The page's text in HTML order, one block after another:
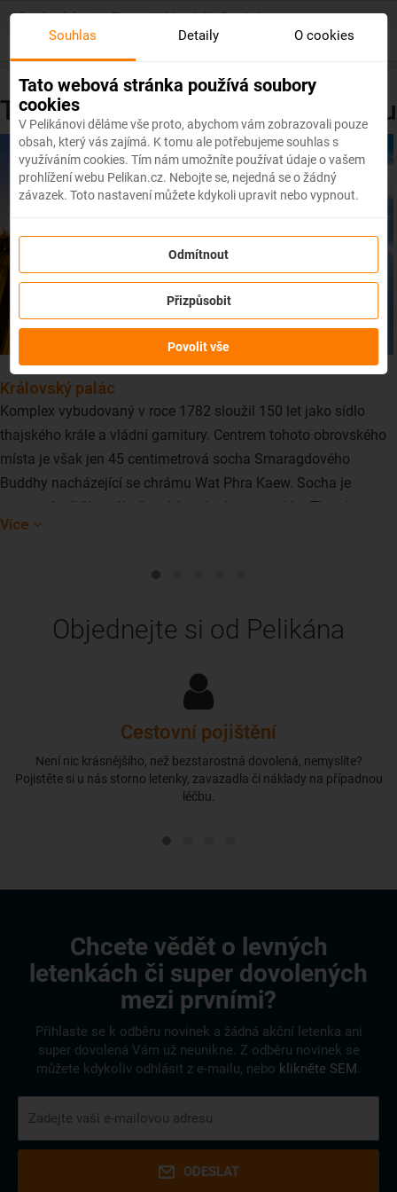
Skip
content
Hlavní stránka / Tipy, co je třeba vidět v Bangkoku
Tipy, co je třeba vidět v Bangkoku
Královský palác
Komplex vybudovaný v roce 1782 sloužil 150 let jako sídlo
thajského krále a vládní garnitury. Centrem tohoto obrovského
místa je však jen 45 centimetrová socha Smaragdového
Buddhy nacházející se chrámu Wat Phra Kaew. Socha je
nejposvátnějším náboženským objektem v celém Thajsku.
Více
Objednejte si od Pelikána
Cestovní pojištění
Není nic krásnějšího, než bezstarostná dovolená, nemyslíte?
Pojistěte si u nás storno letenky, zavazadla či náklady na případnou
léčbu.
Chcete vědět o levných
letenkách či super dovolených
mezi prvními?
Přihlaste se k odběru novinek a žádná akční letenka ani
super dovolená Vám už neunikne. Z odběru novinek se
můžete kdykoliv odhlásit z e-mailu, nebo klikněte SEM.
ODESLAT
Souhlas Detaily O cookies
Tato webová stránka používá soubory
cookies
V Pelikánovi děláme vše proto, abychom vám zobrazovali pouze
obsah, který vás zajímá. K tomu ale potřebujeme souhlas s
využíváním cookies. Tím nám umožníte používat údaje o vašem
prohlížení webu Pelikan.cz. Nebojte se, nejedná se o žádný
závazek. Toto nastavení můžete kdykoli upravit nebo vypnout.
Odmítnout
Přizpůsobit
Povolit vše